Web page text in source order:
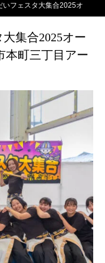
オープニングセレモニー」一宮市本町三丁目アーケード
集合2025オー
本町三丁目アー